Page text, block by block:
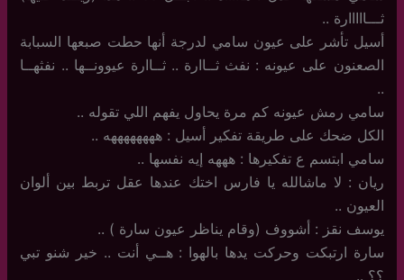
ثـــااااارة ..
أسيل تأشر على عيون سامي لدرجة أنها حطت صبعها السبابة
الصعنون على عيونه : نفث ثــاارة .. ثــاارة عيوونــها .. نفثهــا
..
سامي رمش عيونه كم مرة يحاول يفهم اللي تقوله ..
الكل ضحك على طريقة تفكير أسيل : ههههههههه ..
سامي ابتسم ع تفكيرها : هههه إيه نفسها ..
ريان : لا ماشالله يا فارس اختك عندها عقل تربط بين ألوان
العيون ..
يوسف نقز : أشووف (وقام يناظر عيون سارة ) ..
سارة ارتبكت وحركت يدها بالهوا : هــي أنت .. خير شنو تبي
؟؟ ..